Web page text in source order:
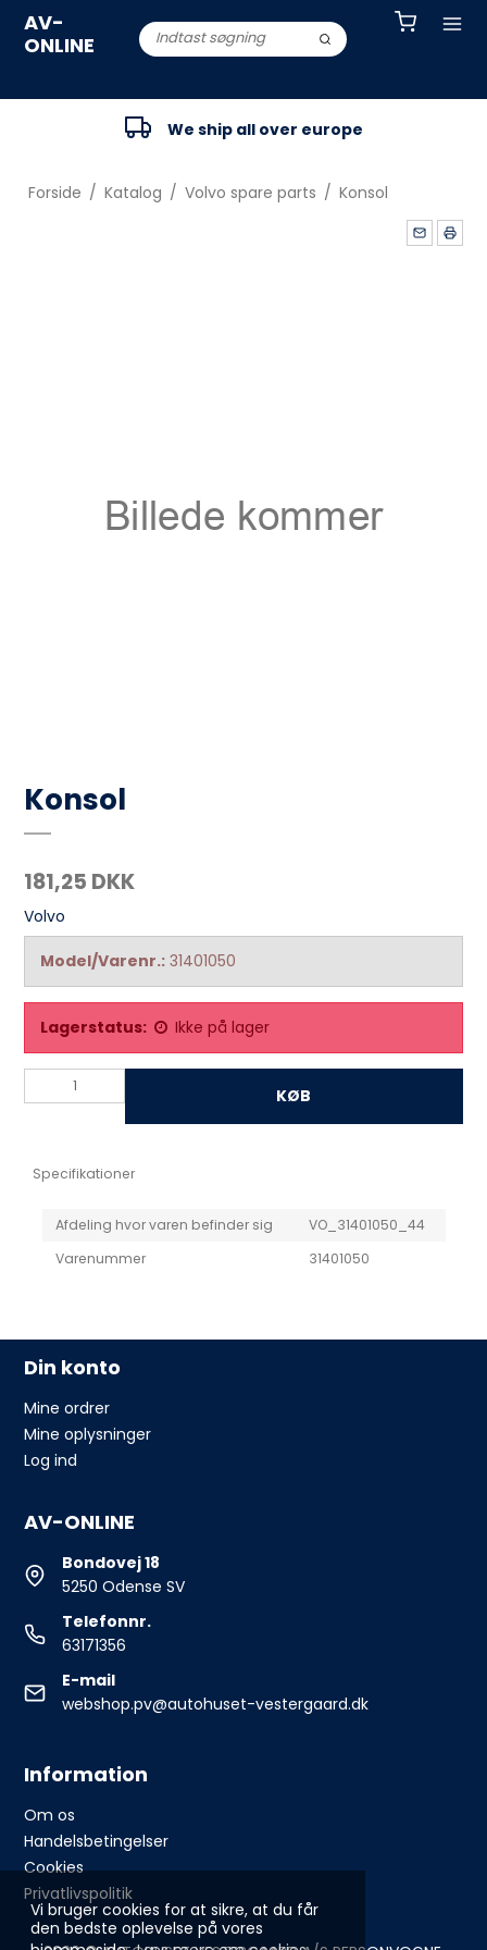
Vi bruger cookies for at sikre, at du får
den bedste oplevelse på vores
AV-
ONLINE
We ship all over europe
Forside / Katalog / Volvo spare parts / Konsol
Konsol
181,25 DKK
Volvo
Model/Varenr.: 31401050
Lagerstatus: Ikke på lager
KØB
Specifikationer
Afdeling hvor varen befinder sig
VO_31401050_44
Varenummer
31401050
Din konto
Mine ordrer
Mine oplysninger
Log ind
AV-ONLINE
Bondovej 18
5250 Odense SV
Telefonnr.
63171356
E-mail
webshop.pv@autohuset-vestergaard.dk
Information
Om os
Handelsbetingelser
Cookies
Privatlivspolitik